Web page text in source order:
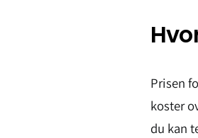
Prisen
koster
du kan